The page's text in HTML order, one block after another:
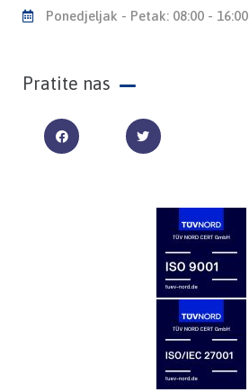
Ponedjeljak - Petak: 08:00 - 16:00
Pratite nas